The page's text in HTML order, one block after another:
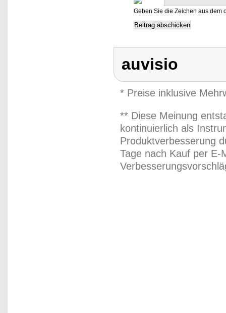
Geben Sie die Zeichen aus dem
auvisio
* Preise inklusive
** Diese Meinung
kontinuierlich als
Produktverbesserung
Tage nach Kauf per E-